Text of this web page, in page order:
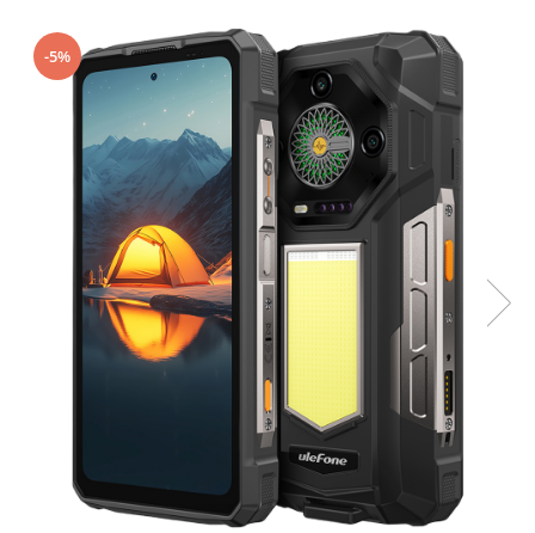
Accesorii telefoane
Huse protectie
Smartwatch
Accesorii smartwatch
ELECTROCASNICE
Aparate de Gătit
Oală sub Presiune
Slow Cooker
Grătar Grill
Gătit cu Aburi
Aspiratoare Verticale
-5%